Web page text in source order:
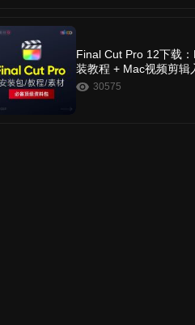
Final Cut Pro 12下载
装教程 + Mac视频剪辑
30575